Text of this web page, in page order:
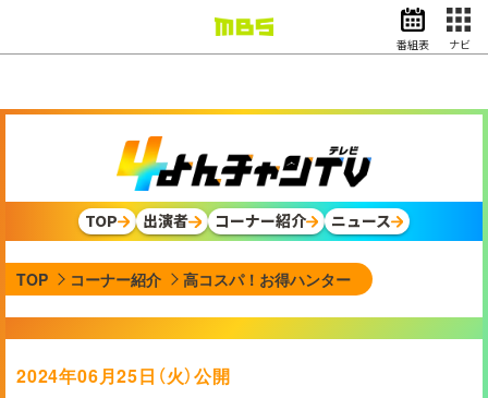
ドラマ
スポーツ
動画イズム ニュース
天気・防災 イベント
映画 アナウンサー
グッズ
番組表 ナビ
TOP 出演者 コーナー紹介 ニュース
TOP コーナー紹介 高コスパ！お得ハンター
2024年06月25日（火）公開